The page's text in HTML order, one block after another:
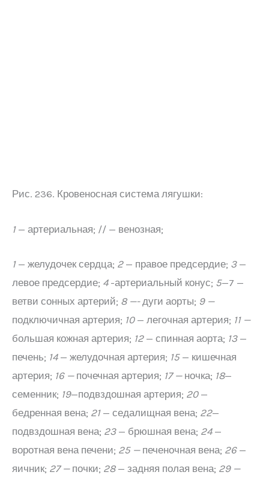
Рис. 236. Кровеносная система лягушки:
1— артериальная; // — венозная;
1— желудочек сердца; 2— правое предсердие; 3—
левое предсердие; 4-артериальный конус; 5—7 —
ветви сонных артерий; 8 —-дуги аорты; 9 —
подключичная артерия; 10— легочная артерия; 11 —
большая кожная артерия; 12— спинная аорта; 13—
печень; 14— желудочная артерия; 15— кишечная
артерия; 16 —почечная артерия; 17 —ночка; 18—
семенник; 19—подвздошная артерия; 20—
бедренная вена; 21— седалищная вена; 22—
подвздошная вена; 23— брюшная вена; 24—
воротная вена печени; 25 —печеночная вена; 26—
яичник; 27 —почки; 28— задняя полая вена; 29 —